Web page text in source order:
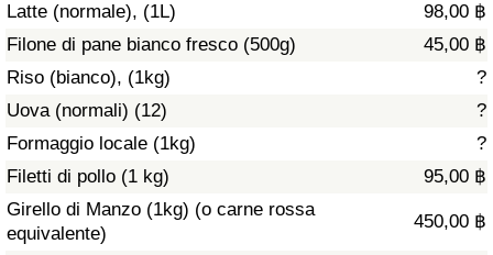
Latte (normale), (1L)
98,00 ฿
Filone di pane bianco fresco (500g)
45,00 ฿
Riso (bianco), (1kg)
?
Uova (normali) (12)
?
Formaggio locale (1kg)
?
Filetti di pollo (1 kg)
95,00 ฿
Girello di Manzo (1kg) (o carne rossa
equivalente)
450,00 ฿
Indice dell’Assistenza Sanitaria (Corrente)
Indice dell’Assistenza Sanitaria
Indice dell’Assistenza Sanitaria per
Nazione